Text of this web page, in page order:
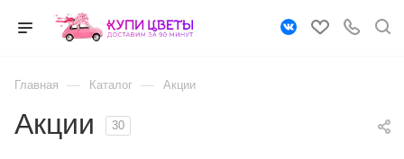
Главная — Каталог — Акции
Акции 30